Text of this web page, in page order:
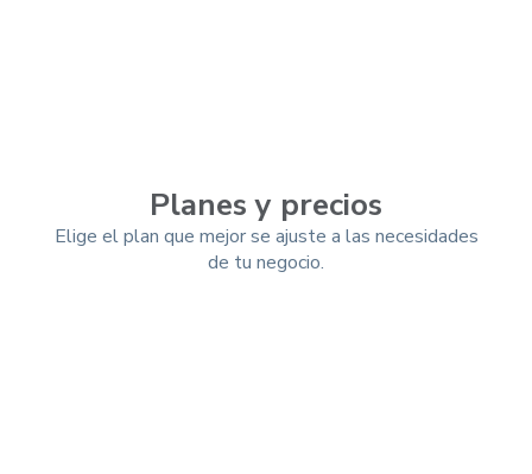
Planes y precios
Elige el plan que mejor se ajuste a las necesidades
de tu negocio.